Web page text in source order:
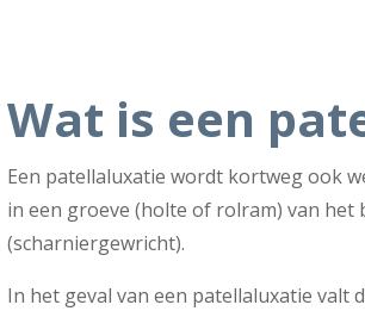
Wat is een
Een patellaluxatie wordt kortweg ook
in een groeve (holte of rolram) van het
(scharniergewricht).
In het geval van een patellaluxatie valt